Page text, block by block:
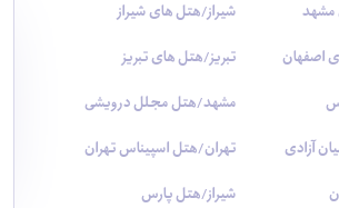
اصفهان
آزادی
شیراز/هتل های شیراز
تبریز/هتل های تبریز
مشهد/هتل مجلل درویشی
تهران/هتل اسپیناس تهران
شیراز/هتل پارس